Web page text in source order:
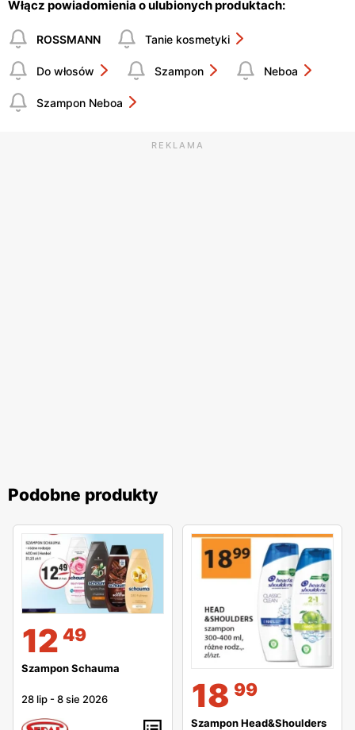
Włącz powiadomienia o ulubionych produktach:
ROSSMANN Tanie kosmetyki
Do włosów Szampon Neboa
Szampon Neboa
REKLAMA
Podobne produkty
12 49
Szampon Schauma
28 lip -8 sie 2026 18 99
Szampon Head&Shoulders